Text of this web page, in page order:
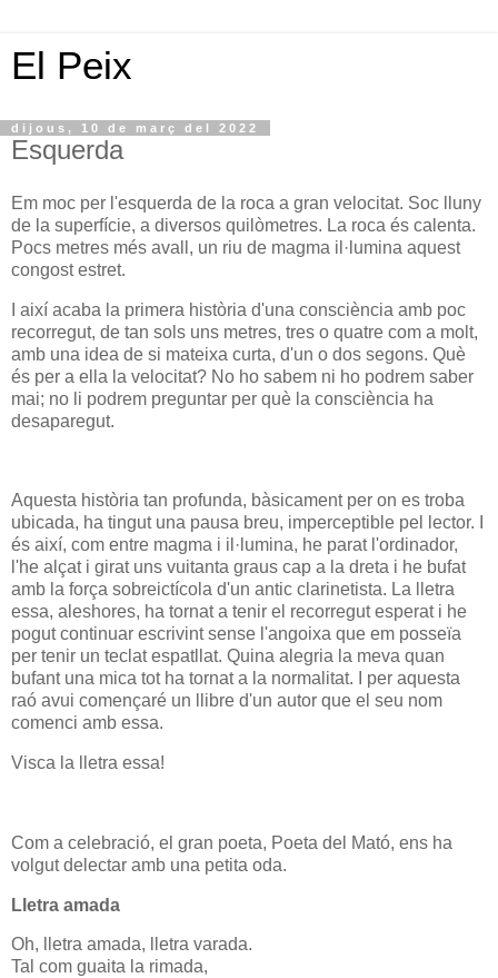
El Peix
dijous, 10 de març del 2022
Esquerda
Em moc per l'esquerda de la roca a gran velocitat. Soc lluny
de la superfície, a diversos quilòmetres. La roca és calenta.
Pocs metres més avall, un riu de magma il·lumina aquest
congost estret.
I així acaba la primera història d'una consciència amb poc
recorregut, de tan sols uns metres, tres o quatre com a molt,
amb una idea de si mateixa curta, d'un o dos segons. Què
és per a ella la velocitat? No ho sabem ni ho podrem saber
mai; no li podrem preguntar per què la consciència ha
desaparegut.
Aquesta història tan profunda, bàsicament per on es troba
ubicada, ha tingut una pausa breu, imperceptible pel lector. I
és així, com entre magma i il·lumina, he parat l'ordinador,
l'he alçat i girat uns vuitanta graus cap a la dreta i he bufat
amb la força sobreictícola d'un antic clarinetista. La lletra
essa, aleshores, ha tornat a tenir el recorregut esperat i he
pogut continuar escrivint sense l'angoixa que em posseïa
per tenir un teclat espatllat. Quina alegria la meva quan
bufant una mica tot ha tornat a la normalitat. I per aquesta
raó avui començaré un llibre d'un autor que el seu nom
comenci amb essa.
Visca la lletra essa!
Com a celebració, el gran poeta, Poeta del Mató, ens ha
volgut delectar amb una petita oda.
Lletra amada
Oh, lletra amada, lletra varada.
Tal com guaita la rimada,